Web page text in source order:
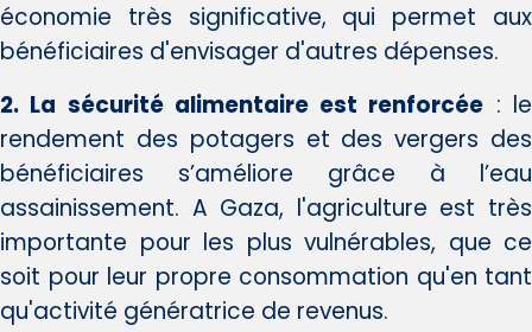
économie très significative, qui permet aux
bénéficiaires d'envisager d'autres dépenses.
2. La sécurité alimentaire est renforcée : le
rendement des potagers et des vergers des
bénéficiaires s’améliore grâce à l’eau
assainissement. A Gaza, l'agriculture est très
importante pour les plus vulnérables, que ce
soit pour leur propre consommation qu'en tant
qu'activité génératrice de revenus.